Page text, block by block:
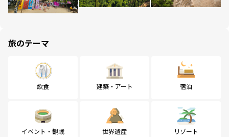
旅のテーマ
飲食 建築・アート 宿泊
イベント・観戦 世界遺産 リゾート